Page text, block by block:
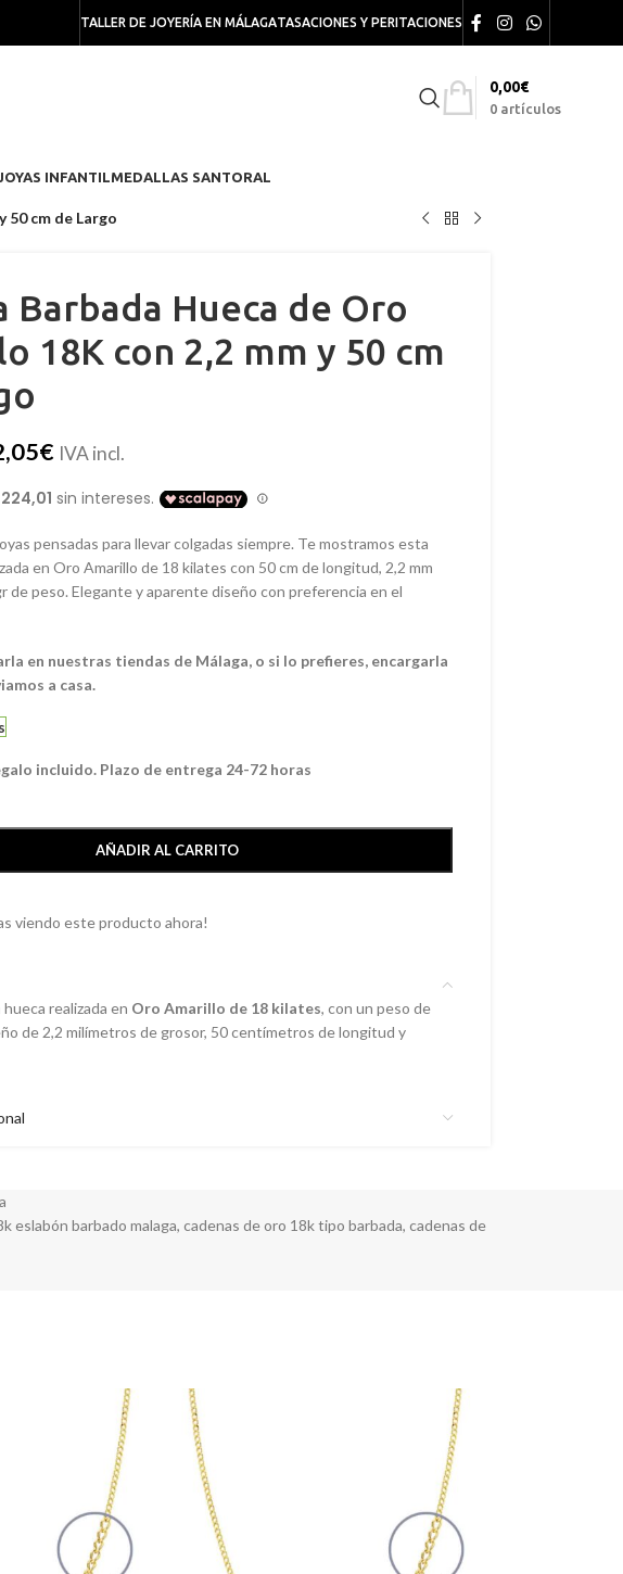
TALLER DE JOYERÍA EN MÁLAGATASACIONES Y PERITACIONES
0 artículos
0,00€
INFANTILMEDALLAS SANTORAL
50 cm de Largo
Barbada Hueca de Oro
18K con 2,2 mm y 50 cm
€ IVA incl.
pensadas para llevar colgadas siempre. Te mostramos esta
en Oro Amarillo de 18 kilates con 50 cm de longitud, 2,2 mm
de peso. Elegante y aparente diseño con preferencia en el
en nuestras tiendas de Málaga, o si lo prefieres, encargarla
a casa.
incluido. Plazo de entrega 24-72 horas
AÑADIR AL CARRITO
viendo este producto ahora!
hueca realizada en Oro Amarillo de 18 kilates, con un peso de
de 2,2 milímetros de grosor, 50 centímetros de longitud y
eslabón barbado malaga, cadenas de oro 18k tipo barbada, cadenas de